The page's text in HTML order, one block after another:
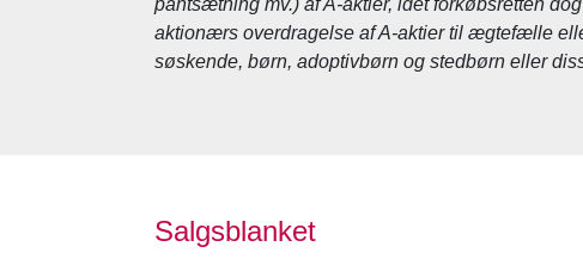
aktionærs overdragelse af A-aktier til ægtefælle
søskende, børn, adoptivbørn og stedbørn eller
Salgsblanket